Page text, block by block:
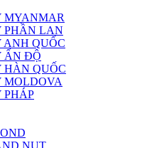
MYANMAR
PHẦN LAN
ANH QUỐC
ẤN ĐỘ
HÀN QUỐC
MOLDOVA
PHÁP
NUT